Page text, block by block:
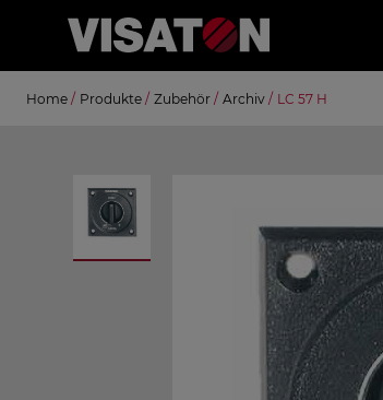
Suche
Home / Produkte / Zubehör / Archiv / LC 57 H